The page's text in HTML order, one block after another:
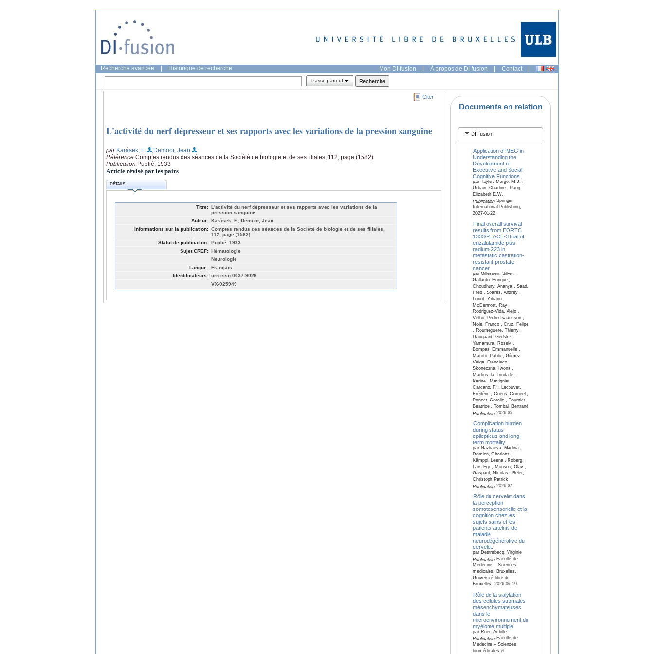
Recherche avancée Historique de recherche Mon DI-fusion | À propos de DI-fusion | Contact |
Passe-partout
Citer
L'activité du nerf dépresseur et ses rapports avec les variations de la pression sanguine
par Karásek, F.
;Demoor, Jean
Référence Comptes rendus des séances de la Société de biologie et de ses filiales, 112, page (1582)
Publication Publié, 1933
Article révisé par les pairs
DÉTAILS
Titre: L'activité du nerf dépresseur et ses rapports avec les variations de la
pression sanguine
Auteur: Karásek, F.; Demoor, Jean
Informations sur la publication: Comptes rendus des séances de la Société de biologie et de ses filiales,
112, page (1582)
Statut de publication: Publié, 1933
Sujet CREF: Hématologie
Neurologie
Langue: Français
Identificateurs: urn:issn:0037-9026
VX-025949
Documents en relation
DI-fusion
Application of MEG in
Understanding the
Development of
Executive and Social
Cognitive Functions
par Taylor, Margot M.J. ,
Urbain, Charline , Pang,
Elizabeth E.W.
PublicationSpringer
International Publishing,
2027-01-22
Final overall survival
results from EORTC
1333/PEACE-3 trial of
enzalutamide plus
radium-223 in
metastatic castration-
resistant prostate
cancer
par Gillessen, Silke ,
Gallardo, Enrique ,
Choudhury, Ananya , Saad,
Fred , Soares, Andrey ,
Loriot, Yohann ,
McDermott, Ray ,
Rodriguez-Vida, Alejo ,
Velho, Pedro Isaacsson ,
Nolè, Franco , Cruz, Felipe
, Roumeguere, Thierry ,
Daugaard, Gedske ,
Yamamura, Rosely ,
Bompas, Emmanuelle ,
Maroto, Pablo , Gómez
Veiga, Francisco ,
Skoneczna, Iwona ,
Martins da Trindade,
Karine , Mavignier
Carcano, F. , Lecouvet,
Frédéric , Coens, Corneel ,
Poncet, Coralie , Fournier,
Beatrice , Tombal, Bertrand
Publication2026-05
Complication burden
during status
epilepticus and long-
term mortality
par Nazhaeva, Madina ,
Damien, Charlotte ,
Kämppi, Leena , Roberg,
Lars Egil , Monson, Olav ,
Gaspard, Nicolas , Beier,
Christoph Patrick
Publication2026-07
Rôle du cervelet dans
la perception
somatosensorielle et la
cognition chez les
sujets sains et les
patients atteints de
maladie
neurodégénérative du
cervelet.
par Destrebecq, Virginie
PublicationFaculté de
Médecine – Sciences
médicales, Bruxelles,
Université libre de
Bruxelles, 2026-06-19
Rôle de la sialylation
des cellules stromales
mésenchymateuses
dans le
microenvironnement du
myélome multiple
par Ruer, Achille
PublicationFaculté de
Médecine – Sciences
biomédicales et